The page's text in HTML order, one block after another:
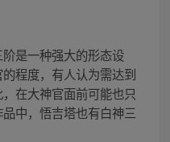
是一种强大的形态设
程度，有人认为需达到
在大神官面前可能也只
中，悟吉塔也有白神三